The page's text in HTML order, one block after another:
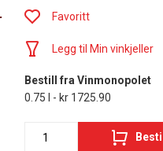
Favoritt
Legg til Min vinkjeller
Bestill fra Vinmonopolet
0.75 l - kr 1725.90
Bestill